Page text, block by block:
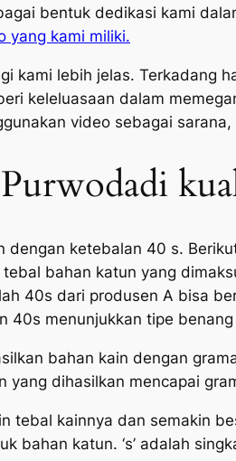
bentuk dedikasi kami
yang kami miliki.
kami lebih jelas. Terkadang
keleluasaan dalam
video sebagai
dengan ketebalan 40 s.
bahan katun yang
40s dari produsen A bisa
40s menunjukkan tipe
bahan kain dengan
yang dihasilkan mencapai
tebal kainnya dan semakin
bahan katun. ‘s’ adalah